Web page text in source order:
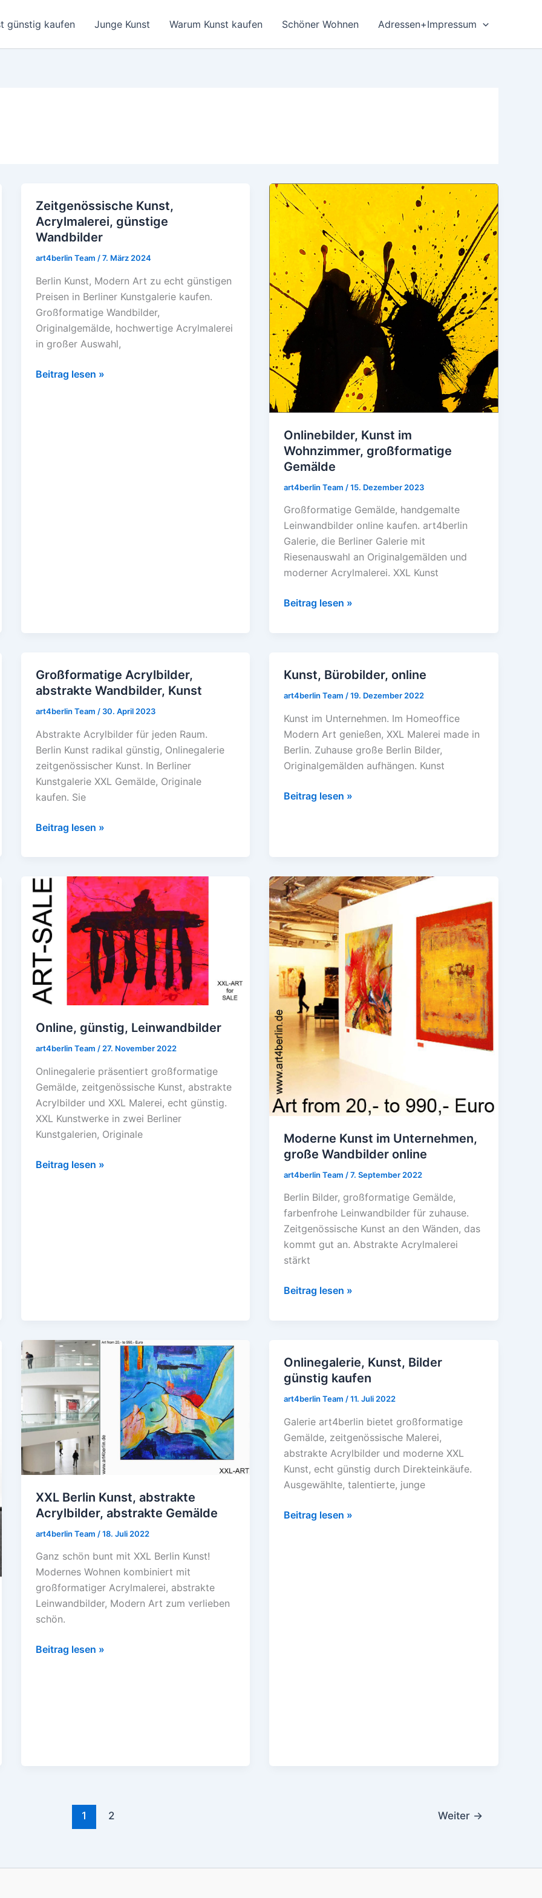
günstig kaufen Junge Kunst Warum Kunst kaufen Schöner Wohnen Adressen+Impressum
Zeitgenössische Kunst,
Acrylmalerei, günstige
Wandbilder
art4berlin Team /7. März 2024
Berlin Kunst, Modern Art zu echt günstigen
Preisen in Berliner Kunstgalerie kaufen.
Großformatige Wandbilder,
Originalgemälde, hochwertige Acrylmalerei
in großer Auswahl,
Zeitgenössische
Kunst,
Acrylmalerei,
günstige
Beitrag lesen »
Onlinebilder, Kunst im
Wohnzimmer, großformatige
Gemälde
art4berlin Team /15. Dezember 2023
Großformatige Gemälde, handgemalte
Leinwandbilder online kaufen. art4berlin
Galerie, die Berliner Galerie mit
Riesenauswahl an Originalgemälden und
moderner Acrylmalerei. XXL Kunst
Onlinebilder,
Kunst
Wohnzimmer,
großformatige
Gemälde
Beitrag lesen »
Großformatige Acrylbilder,
abstrakte Wandbilder, Kunst
art4berlin Team / 30. April 2023
Abstrakte Acrylbilder für jeden Raum.
Berlin Kunst radikal günstig, Onlinegalerie
zeitgenössischer Kunst. In Berliner
Kunstgalerie XXL Gemälde, Originale
kaufen. Sie
Großformatige
Acrylbilder,
abstrakte
Kunst
Beitrag lesen »
Kunst, Bürobilder, online
art4berlin Team /19. Dezember 2022
Kunst im Unternehmen. Im Homeoffice
Modern Art genießen, XXL Malerei made in
Berlin. Zuhause große Berlin Bilder,
Originalgemälden aufhängen. Kunst
Kunst,
Bürobilder,
Beitrag lesen »
Online, günstig, Leinwandbilder
art4berlin Team / 27. November 2022
Onlinegalerie präsentiert großformatige
Gemälde, zeitgenössische Kunst, abstrakte
Acrylbilder und XXL Malerei, echt günstig.
XXL Kunstwerke in zwei Berliner
Kunstgalerien, Originale
Online,
günstig,
Leinwandbilder
Beitrag lesen »
Moderne Kunst im Unternehmen,
große Wandbilder online
art4berlin Team /7. September 2022
Berlin Bilder, großformatige Gemälde,
farbenfrohe Leinwandbilder für zuhause.
Zeitgenössische Kunst an den Wänden, das
kommt gut an. Abstrakte Acrylmalerei
stärkt
Moderne
Kunst
im
Unternehmen,
große
Wandbilder
online
Beitrag lesen »
XXL Berlin Kunst, abstrakte
Acrylbilder, abstrakte Gemälde
art4berlin Team /18. Juli 2022
Ganz schön bunt mit XXL Berlin Kunst!
Modernes Wohnen kombiniert mit
großformatiger Acrylmalerei, abstrakte
Leinwandbilder, Modern Art zum verlieben
schön.
Berlin
abstrakte
Acrylbilder,
abstrakte
Gemälde
Beitrag lesen »
Onlinegalerie, Kunst, Bilder
günstig kaufen
art4berlin Team /11. Juli 2022
Galerie art4berlin bietet großformatige
Gemälde, zeitgenössische Malerei,
abstrakte Acrylbilder und moderne XXL
Kunst, echt günstig durch Direkteinkäufe.
Ausgewählte, talentierte, junge
Onlinegalerie,
Kunst,
Bilder
kaufen
Beitrag lesen »
1 2 Weiter →